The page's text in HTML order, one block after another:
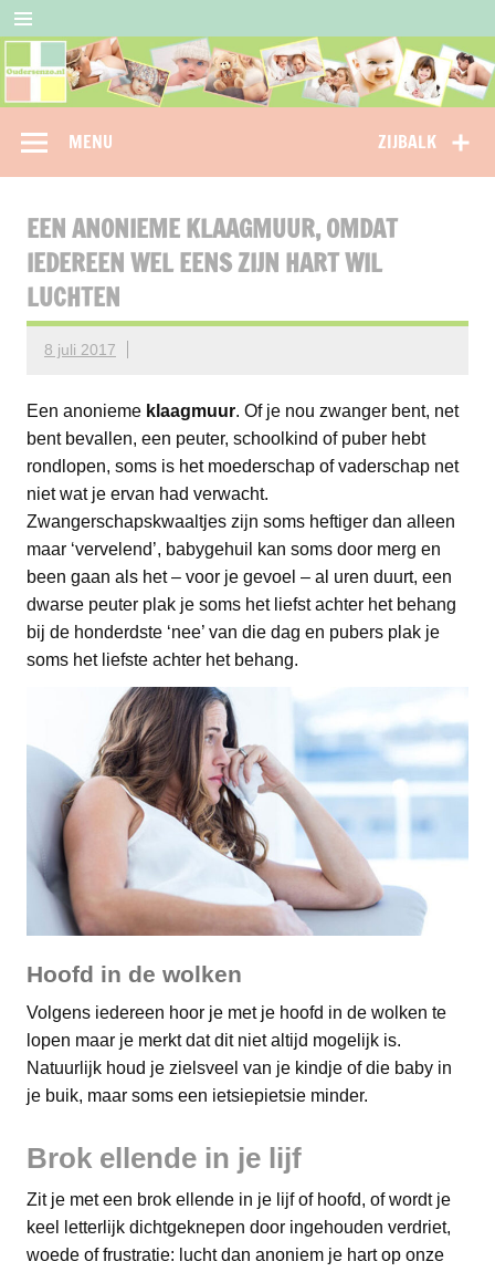
naar
inhoud
Oudersenzo
ZIJBALK
MENU
EEN ANONIEME KLAAGMUUR, OMDAT
IEDEREEN WEL EENS ZIJN HART WIL
LUCHTEN
8 juli 2017
Een anonieme klaagmuur. Of je nou zwanger bent, net
bent bevallen, een peuter, schoolkind of puber hebt
rondlopen, soms is het moederschap of vaderschap net
niet wat je ervan had verwacht.
Zwangerschapskwaaltjes zijn soms heftiger dan alleen
maar ‘vervelend’, babygehuil kan soms door merg en
been gaan als het – voor je gevoel – al uren duurt, een
dwarse peuter plak je soms het liefst achter het behang
bij de honderdste ‘nee’ van die dag en pubers plak je
soms het liefste achter het behang.
Hoofd in de wolken
Volgens iedereen hoor je met je hoofd in de wolken te
lopen maar je merkt dat dit niet altijd mogelijk is.
Natuurlijk houd je zielsveel van je kindje of die baby in
je buik, maar soms een ietsiepietsie minder.
Brok ellende in je lijf
Zit je met een brok ellende in je lijf of hoofd, of wordt je
keel letterlijk dichtgeknepen door ingehouden verdriet,
woede of frustratie: lucht dan anoniem je hart op onze